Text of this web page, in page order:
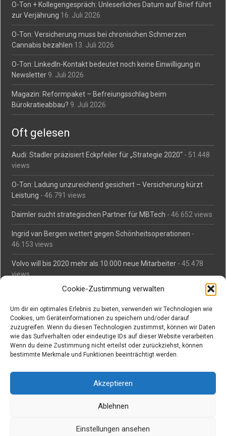
Cookie-Zustimmung verwalten
Um dir ein optimales Erlebnis zu bieten, verwenden wir Technologien wie
Cookies, um Geräteinformationen zu speichern und/oder darauf
zuzugreifen. Wenn du diesen Technologien zustimmst, können wir Daten
wie das Surfverhalten oder eindeutige IDs auf dieser Website verarbeiten.
Wenn du deine Zustimmung nicht erteilst oder zurückziehst, können
bestimmte Merkmale und Funktionen beeinträchtigt werden.
Akzeptieren
Ablehnen
Einstellungen ansehen
O-Ton + Kollegengespräch: Unleserliches Datum auf Brief führt
zur Verjährung 16. Juli 2026
O-Ton: Versicherung muss bei chronischen Schmerzen
Cannabis bezahlen 13. Juli 2026
O-Ton: LinkedIn-Kontakt bedeutet noch keine Einwilligung in
Newsletter 9. Juli 2026
Magazin: Reformpaket – Befreiungsschlag beim
Bürokratieabbau? 9. Juli 2026
Oft gelesen
Audi: Stadler präzisiert Eckpfeiler für „Strategie 2020“ - 51.448
views
O-Ton: Ladung unzureichend gesichert – Versicherung kürzt
Leistung - 46.791 views
Daimler sucht strategischen Partner für MBTech - 46.652 views
Ingrid van Bergen wettert gegen Schönheitsoperationen -
46.153 views
Volvo will bis 2020 mehr als 10.000 neue Mitarbeiter - 45.478
views
Mäßiges Interesse an Daimlers MBtech- 44.709 views
O-Ton: Wer muss Schaden für abgedriftete Silvesterraketen
zahlen? - 42.362 views
Kollegengespräch: Urteile zum Grillen- 42.055 views
Suchen bei Vorabs